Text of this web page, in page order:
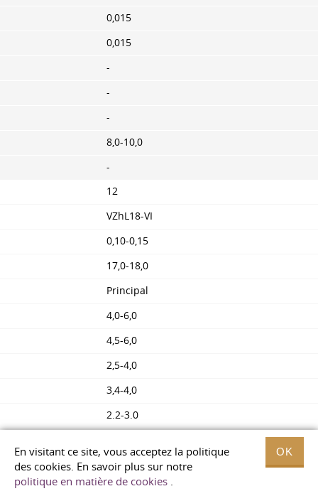
En visitant ce site, vous acceptez la politique
des cookies. En savoir plus sur notre
politique en matière de cookies .
OK
0,015
0,015
-
-
-
8,0-10,0
-
12
VZhL18-VI
0,10-0,15
17,0-18,0
Principal
4,0-6,0
4,5-6,0
2,5-4,0
3,4-4,0
2.2-3.0
0,02
0,02